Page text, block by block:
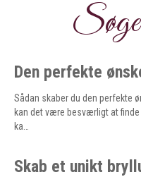
Den perfekte
Sådan skaber du den perfekte
kan det være besværligt at
ka…
Skab et unikt